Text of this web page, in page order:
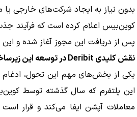
بدون نیاز به ایجاد شرکت‌های خارجی
پس از دریافت این مجوز آغاز شده و
نقش کلیدی Deribit در توسعه این زیرساخت
این پلتفرم که سال گذشته توسط
معاملات آپشن ایفا می‌کند و قرار